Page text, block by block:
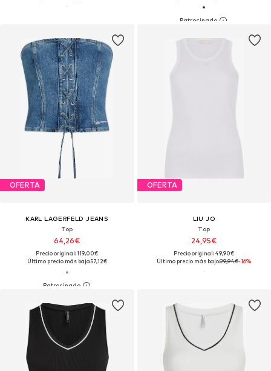
OFERTA
KARL LAGERFELD JEANS
Top
64,26€
Precio original: 119,00€
Último precio más bajo:57,12€
OFERTA
LIU JO
Top
24,95€
Precio original: 49,90€
Último precio más bajo:29,94€-16%